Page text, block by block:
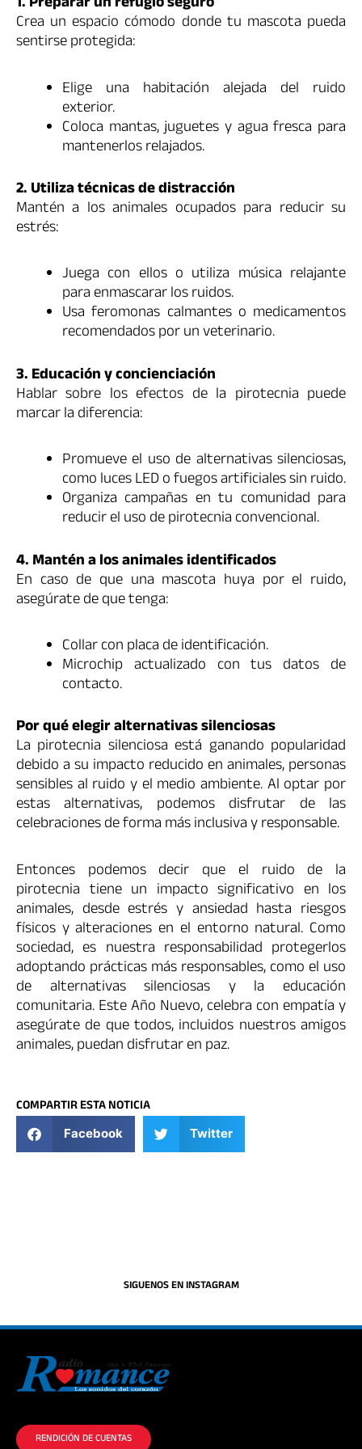
Crea un espacio cómodo donde tu mascota pueda
sentirse protegida:
Elige una habitación alejada del ruido
exterior.
Coloca mantas, juguetes y agua fresca para
mantenerlos relajados.
2. Utiliza técnicas de distracción
Mantén a los animales ocupados para reducir su
estrés:
Juega con ellos o utiliza música relajante
para enmascarar los ruidos.
Usa feromonas calmantes o medicamentos
recomendados por un veterinario.
3. Educación y concienciación
Hablar sobre los efectos de la pirotecnia puede
marcar la diferencia:
Promueve el uso de alternativas silenciosas,
como luces LED o fuegos artificiales sin ruido.
Organiza campañas en tu comunidad para
reducir el uso de pirotecnia convencional.
4. Mantén a los animales identificados
En caso de que una mascota huya por el ruido,
asegúrate de que tenga:
Collar con placa de identificación.
Microchip actualizado con tus datos de
contacto.
Por qué elegir alternativas silenciosas
La pirotecnia silenciosa está ganando popularidad
debido a su impacto reducido en animales, personas
sensibles al ruido y el medio ambiente. Al optar por
estas alternativas, podemos disfrutar de las
celebraciones de forma más inclusiva y responsable.
Entonces podemos decir que el ruido de la
pirotecnia tiene un impacto significativo en los
animales, desde estrés y ansiedad hasta riesgos
físicos y alteraciones en el entorno natural. Como
sociedad, es nuestra responsabilidad protegerlos
adoptando prácticas más responsables, como el uso
de alternativas silenciosas y la educación
comunitaria. Este Año Nuevo, celebra con empatía y
asegúrate de que todos, incluidos nuestros amigos
animales, puedan disfrutar en paz.
COMPARTIR ESTA NOTICIA
Facebook Twitter
SIGUENOS EN INSTAGRAM
RENDICIÓN DE CUENTAS